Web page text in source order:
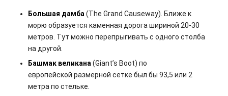
Большая дамба (The Grand Causeway). Ближе к
морю образуется каменная дорога шириной 20-30
метров. Тут можно перепрыгивать с одного столба
на другой.
Башмак великана (Giant’s Boot) по
европейской размерной сетке был бы 93,5 или 2
метра по стельке.